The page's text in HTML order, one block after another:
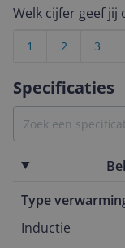
Specificaties
Type
Inductie
Welk cijfer geef jij
3
2
1